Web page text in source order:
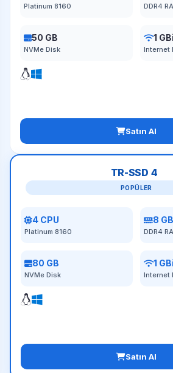
Platinum 8160 DDR4
50 GB
NVMe Disk
1
Internet
Satın Al
TR-SSD 4
POPÜLER
4 CPU
Platinum 8160
8 GB
DDR4
80 GB
NVMe Disk
1
Internet
Satın Al